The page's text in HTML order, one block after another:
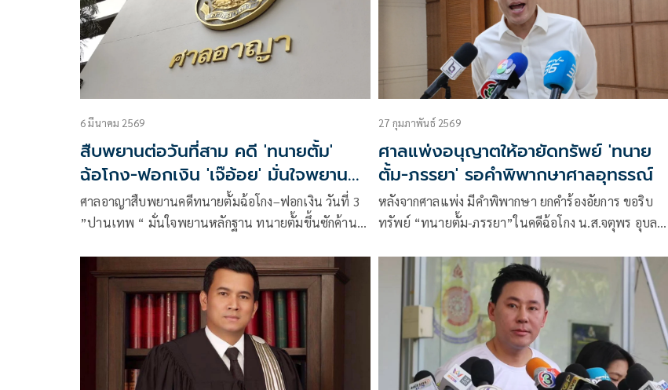
6 มีนาคม 2569
สืบพยานต่อวันที่สาม คดี 'ทนายตั้ม'
ฉ้อโกง-ฟอกเงิน 'เจ๊อ้อย' มั่นใจพยาน
หลักฐาน
ศาลอาญาสืบพยานคดีทนายตั้มฉ้อโกง–ฟอกเงิน วันที่ 3
”ปานเทพ “ มั่นใจพยานหลักฐาน ทนายตั้มขึ้นซักค้าน
27 กุมภาพันธ์ 2569
ศาลแพ่งอนุญาตให้อายัดทรัพย์ 'ทนาย
ตั้ม-ภรรยา' รอคำพิพากษาศาลอุทธรณ์
หลังจากศาลแพ่ง มีคำพิพากษา ยกคำร้องอัยการ ขอริบ
ทรัพย์ “ทนายตั้ม-ภรรยา”ในคดีฉ้อโกง น.ส.จตุพร อุบล